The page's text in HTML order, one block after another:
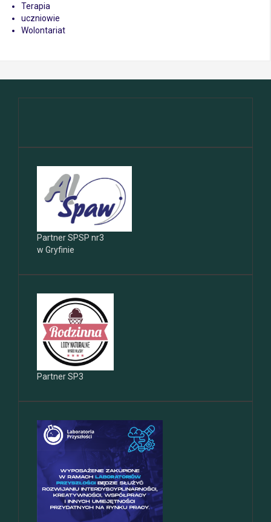
Terapia
uczniowie
Wolontariat
Partner SPSP nr3
w Gryfinie
Partner SP3